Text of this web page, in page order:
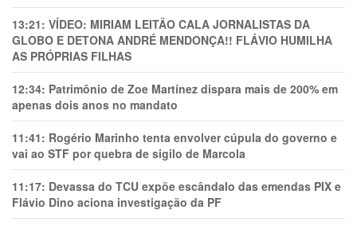
13:21: VÍDEO: MIRIAM LEITÃO CALA JORNALISTAS DA
GLOBO E DETONA ANDRÉ MENDONÇA!! FLÁVIO HUMILHA
AS PRÓPRIAS FILHAS
12:34: Patrimônio de Zoe Martínez dispara mais de 200% em
apenas dois anos no mandato
11:41: Rogério Marinho tenta envolver cúpula do governo e
vai ao STF por quebra de sigilo de Marcola
11:17: Devassa do TCU expõe escândalo das emendas PIX e
Flávio Dino aciona investigação da PF